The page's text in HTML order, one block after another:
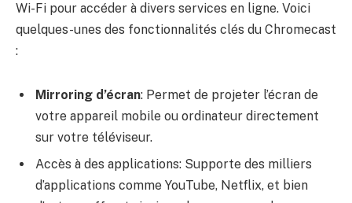
Wi-Fi pour accéder à divers services en ligne. Voici
quelques-unes des fonctionnalités clés du Chromecast
:
Mirroring d’écran: Permet de projeter l’écran de
votre appareil mobile ou ordinateur directement
sur votre téléviseur.
Accès à des applications: Supporte des milliers
d’applications comme YouTube, Netflix, et bien